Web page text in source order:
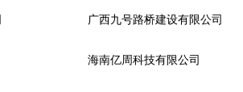
广西九号路桥建设有限公司
海南亿周科技有限公司